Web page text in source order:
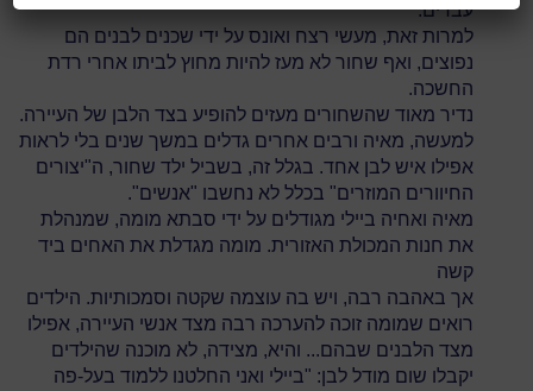
עבדים.
למרות זאת, מעשי רצח ואונס על ידי שכנים לבנים הם
נפוצים, ואף שחור לא מעז להיות מחוץ לביתו אחרי רדת
החשכה.
נדיר מאוד שהשחורים מעזים להופיע בצד הלבן של העיירה.
למעשה, מאיה ורבים אחרים גדלים במשך שנים בלי לראות
אפילו איש לבן אחד. בגלל זה, בשביל ילד שחור, ה"יצורים
החיוורים המוזרים" בכלל לא נחשבו "אנשים".
מאיה ואחיה ביילי מגודלים על ידי סבתא מומה, שמנהלת
את חנות המכולת האזורית. מומה מגדלת את האחים ביד
קשה
אך באהבה רבה, ויש בה עוצמה שקטה וסמכותיות. הילדים
רואים שמומה זוכה להערכה רבה מצד אנשי העיירה, אפילו
מצד הלבנים שבהם... והיא, מצידה, לא מוכנה שהילדים
יקבלו שום מודל לבן: "ביילי ואני החלטנו ללמוד בעל-פה